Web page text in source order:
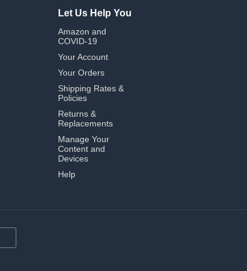
Let Us Help You
Amazon and
COVID-19
Your Account
Your Orders
Shipping Rates &
Policies
Returns &
Replacements
Manage Your
Content and
Devices
Help